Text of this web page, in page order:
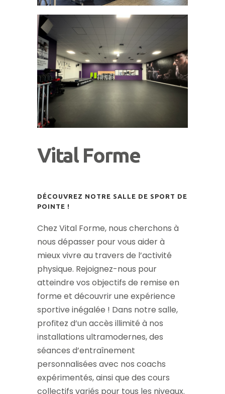
Vital Forme
DÉCOUVREZ NOTRE SALLE DE SPORT DE
POINTE !
Chez Vital Forme, nous cherchons à
nous dépasser pour vous aider à
mieux vivre au travers de l’activité
physique. Rejoignez-nous pour
atteindre vos objectifs de remise en
forme et découvrir une expérience
sportive inégalée ! Dans notre salle,
profitez d’un accès illimité à nos
installations ultramodernes, des
séances d’entraînement
personnalisées avec nos coachs
expérimentés, ainsi que des cours
collectifs variés pour tous les niveaux.